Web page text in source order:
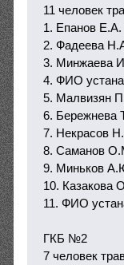
11 человек
1. Епанов Е.А.
2. Фадеева
3. Минжаева
4. ФИО
5. Малвизян
6. Бережнева
7. Некрасов
8. Саманов
9. Миньков
10. Казакова
11. ФИО
ГКБ №2
7 человек